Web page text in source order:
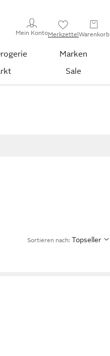
Mein KontoMerkzettelWarenkorb
Marken
Sale
Sortieren nach: Topseller